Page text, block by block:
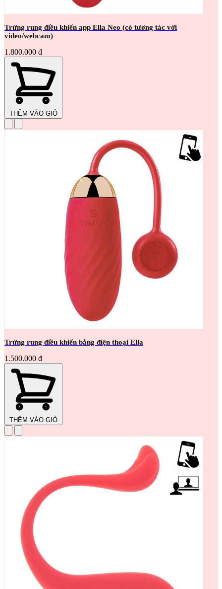
Trứng rung điều khiển app Ella Neo (có tương tác với
video/webcam)
1.800.000 đ
THÊM VÀO GIỎ
Trứng rung điều khiển bằng điện thoại Ella
1.500.000 đ
THÊM VÀO GIỎ